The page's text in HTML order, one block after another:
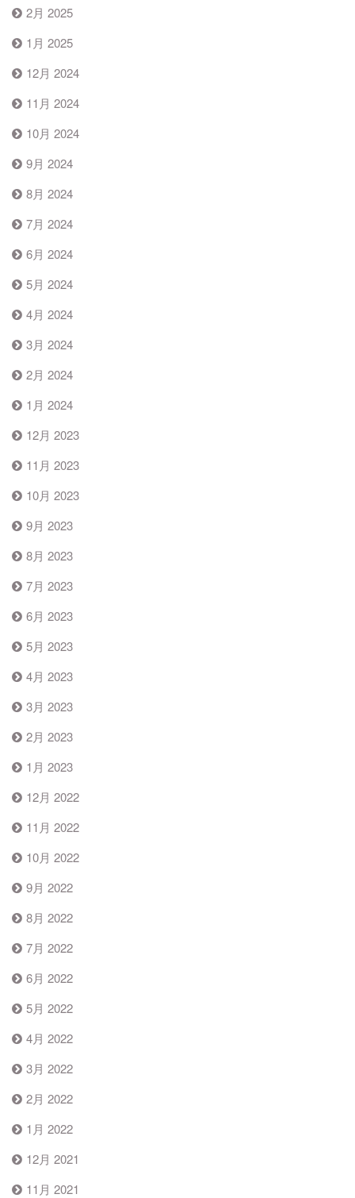
2月 2025
1月 2025
12月 2024
11月 2024
10月 2024
9月 2024
8月 2024
7月 2024
6月 2024
5月 2024
4月 2024
3月 2024
2月 2024
1月 2024
12月 2023
11月 2023
10月 2023
9月 2023
8月 2023
7月 2023
6月 2023
5月 2023
4月 2023
3月 2023
2月 2023
1月 2023
12月 2022
11月 2022
10月 2022
9月 2022
8月 2022
7月 2022
6月 2022
5月 2022
4月 2022
3月 2022
2月 2022
1月 2022
12月 2021
11月 2021